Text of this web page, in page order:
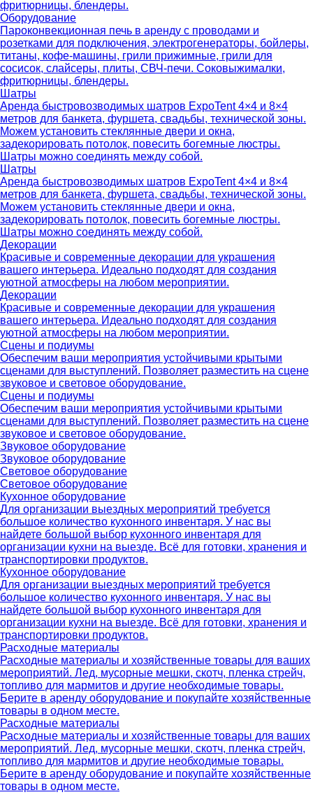
фритюрницы, блендеры.
Оборудование
Пароконвекционная печь в аренду с проводами и
розетками для подключения, электрогенераторы, бойлеры,
титаны, кофе-машины, грили прижимные, грили для
сосисок, слайсеры, плиты, СВЧ-печи. Соковыжималки,
фритюрницы, блендеры.
Шатры
Аренда быстровозводимых шатров ExpoTent 4×4 и 8×4
метров для банкета, фуршета, свадьбы, технической зоны.
Можем установить стеклянные двери и окна,
задекорировать потолок, повесить богемные люстры.
Шатры можно соединять между собой.
Шатры
Аренда быстровозводимых шатров ExpoTent 4×4 и 8×4
метров для банкета, фуршета, свадьбы, технической зоны.
Можем установить стеклянные двери и окна,
задекорировать потолок, повесить богемные люстры.
Шатры можно соединять между собой.
Декорации
Красивые и современные декорации для украшения
вашего интерьера. Идеально подходят для создания
уютной атмосферы на любом мероприятии.
Декорации
Красивые и современные декорации для украшения
вашего интерьера. Идеально подходят для создания
уютной атмосферы на любом мероприятии.
Сцены и подиумы
Обеспечим ваши мероприятия устойчивыми крытыми
сценами для выступлений. Позволяет разместить на сцене
звуковое и световое оборудование.
Сцены и подиумы
Обеспечим ваши мероприятия устойчивыми крытыми
сценами для выступлений. Позволяет разместить на сцене
звуковое и световое оборудование.
Звуковое оборудование
Звуковое оборудование
Световое оборудование
Световое оборудование
Кухонное оборудование
Для организации выездных мероприятий требуется
большое количество кухонного инвентаря. У нас вы
найдете большой выбор кухонного инвентаря для
организации кухни на выезде. Всё для готовки, хранения и
транспортировки продуктов.
Кухонное оборудование
Для организации выездных мероприятий требуется
большое количество кухонного инвентаря. У нас вы
найдете большой выбор кухонного инвентаря для
организации кухни на выезде. Всё для готовки, хранения и
транспортировки продуктов.
Расходные материалы
Расходные материалы и хозяйственные товары для ваших
мероприятий. Лед, мусорные мешки, скотч, пленка стрейч,
топливо для мармитов и другие необходимые товары.
Берите в аренду оборудование и покупайте хозяйственные
товары в одном месте.
Расходные материалы
Расходные материалы и хозяйственные товары для ваших
мероприятий. Лед, мусорные мешки, скотч, пленка стрейч,
топливо для мармитов и другие необходимые товары.
Берите в аренду оборудование и покупайте хозяйственные
товары в одном месте.